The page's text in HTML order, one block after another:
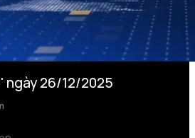
ngày 26/12/2025